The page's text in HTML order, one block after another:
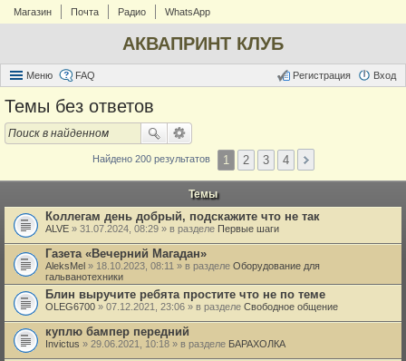
Магазин Почта Радио WhatsApp
АКВАПРИНТ КЛУБ
Меню FAQ Вход
Регистрация
Темы без ответов
Найдено 200 результатов 1 2 3 4
Темы
Коллегам день добрый, подскажите что не так
ALVE » 31.07.2024, 08:29 » в разделе Первые шаги
Газета «Вечерний Магадан»
AleksMel » 18.10.2023, 08:11 » в разделе Оборудование для
гальванотехники
Блин выручите ребята простите что не по теме
OLEG6700 » 07.12.2021, 23:06 » в разделе Свободное общение
куплю бампер передний
Invictus » 29.06.2021, 10:18 » в разделе БАРАХОЛКА